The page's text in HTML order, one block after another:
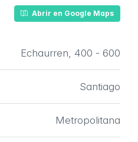
Abrir en Google Maps
Echaurren, 400 - 600
Santiago
Metropolitana